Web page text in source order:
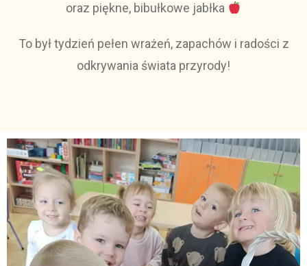
oraz piękne, bibułkowe jabłka
To był tydzień pełen wrażeń, zapachów i radości z
odkrywania świata przyrody!